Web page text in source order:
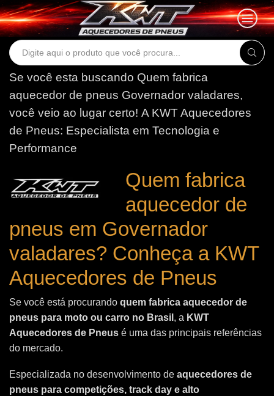
Search
Se você esta buscando Quem fabrica
aquecedor de pneus Governador valadares,
você veio ao lugar certo! A KWT Aquecedores
de Pneus: Especialista em Tecnologia e
Performance
Quem fabrica
aquecedor de
pneus em Governador
valadares? Conheça a KWT
Aquecedores de Pneus
Se você está procurando quem fabrica aquecedor de
pneus para moto ou carro no Brasil , a KWT
Aquecedores de Pneus é uma das principais referências
do mercado.
Especializada no desenvolvimento de aquecedores de
pneus para competições, track day e alto